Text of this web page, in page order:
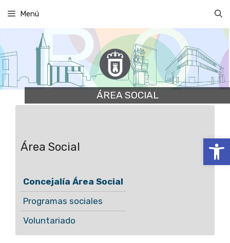
Abrir
contenido
Menú
ÁREA SOCIAL
Área Social
Concejalía Área Social
Programas sociales
Voluntariado